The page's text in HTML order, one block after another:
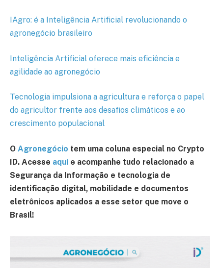
IAgro: é a Inteligência Artificial revolucionando o
agronegócio brasileiro
Inteligência Artificial oferece mais eficiência e
agilidade ao agronegócio
Tecnologia impulsiona a agricultura e reforça o papel
do agricultor frente aos desafios climáticos e ao
crescimento populacional
O Agronegócio tem uma coluna especial no Crypto
ID. Acesse aqui e acompanhe tudo relacionado a
Segurança da Informação e tecnologia de
identificação digital, mobilidade e documentos
eletrônicos aplicados a esse setor que move o
Brasil!